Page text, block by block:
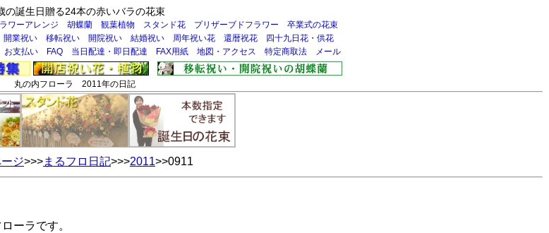
の誕生日贈る24本の赤いバラの花束
ワーアレンジ 胡蝶蘭 観葉植物 スタンド花 プリザーブドフラワー
卒業式の花束
開業祝い 移転祝い 開院祝い 結婚祝い 周年祝い花 還暦祝花
四十九日花・供花
お支払い FAQ 当日配達・即日配達 FAX用紙 地図・アクセス 特定商取法 メール
丸の内フローラ 2011年の日記
ージ>>>まるフロ日記>>>2011>>0911
ーラです。